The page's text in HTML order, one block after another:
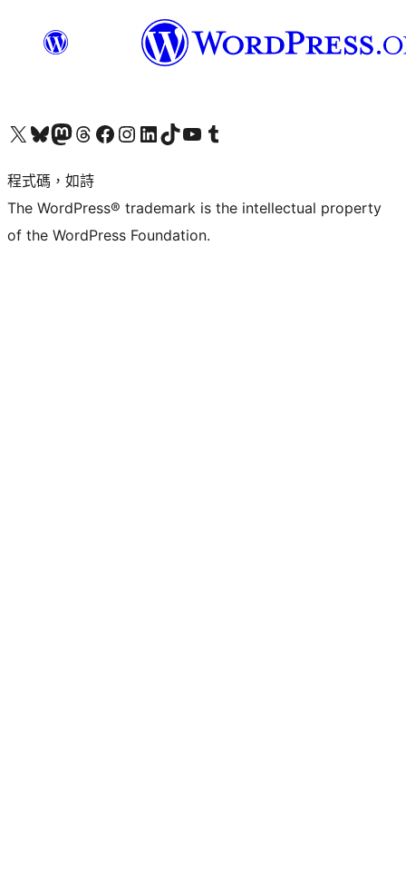
查看我們的 X (之前的 Twitter) 帳號造訪我們的 Bluesky 帳號造訪我們的 Mastodon 帳號造訪我們的 Threads 帳號 造訪我們的 Facebook 粉絲專頁Visit our Instagram account
Visit our LinkedIn account
造訪我們的 TikTok 帳號Visit our YouTube channel
造訪我們的 Tumblr 帳號
程式碼，如詩
The WordPress® trademark is the intellectual property
of the WordPress Foundation.